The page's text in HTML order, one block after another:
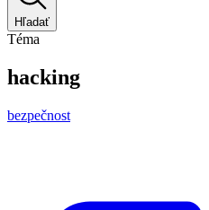
Hľadať
Téma
hacking
bezpečnost